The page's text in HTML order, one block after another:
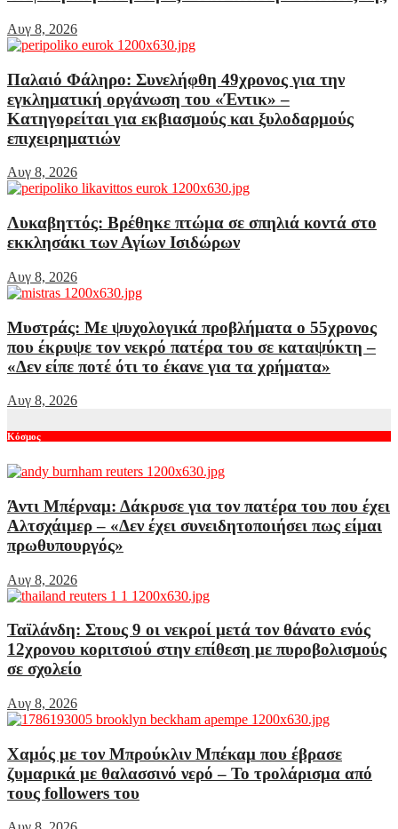
Αυγ 8, 2026
Παλαιό Φάληρο: Συνελήφθη 49χρονος για την
εγκληματική οργάνωση του «Έντικ» –
Κατηγορείται για εκβιασμούς και ξυλοδαρμούς
επιχειρηματιών
Αυγ 8, 2026
Λυκαβηττός: Βρέθηκε πτώμα σε σπηλιά κοντά στο
εκκλησάκι των Αγίων Ισιδώρων
Αυγ 8, 2026
Μυστράς: Με ψυχολογικά προβλήματα ο 55χρονος
που έκρυψε τον νεκρό πατέρα του σε καταψύκτη –
«Δεν είπε ποτέ ότι το έκανε για τα χρήματα»
Αυγ 8, 2026
Κόσμος
Άντι Μπέρναμ: Δάκρυσε για τον πατέρα του που έχει
Αλτσχάιμερ – «Δεν έχει συνειδητοποιήσει πως είμαι
πρωθυπουργός»
Αυγ 8, 2026
Ταϊλάνδη: Στους 9 οι νεκροί μετά τον θάνατο ενός
12χρονου κοριτσιού στην επίθεση με πυροβολισμούς
σε σχολείο
Αυγ 8, 2026
Χαμός με τον Μπρούκλιν Μπέκαμ που έβρασε
ζυμαρικά με θαλασσινό νερό – Το τρολάρισμα από
τους followers του